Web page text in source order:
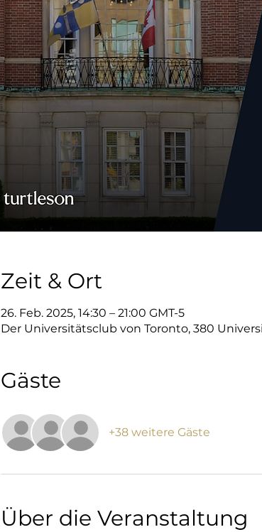
Zeit & Ort
26. Feb. 2025, 14:30 – 21:00 GMT-5
Der Universitätsclub von Toronto, 380
Gäste
+38 weitere Gäste
Über die Veranstaltung